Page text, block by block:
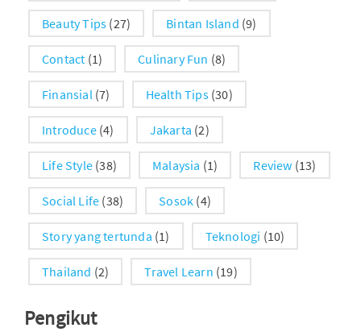
Beauty Tips (27) Bintan Island (9)
Contact (1) Culinary Fun (8)
Finansial (7) Health Tips (30)
Introduce (4) Jakarta (2)
Life Style (38) Malaysia (1) Review (13)
Social Life (38) Sosok (4)
Story yang tertunda (1) Teknologi (10)
Thailand (2) Travel Learn (19)
Pengikut